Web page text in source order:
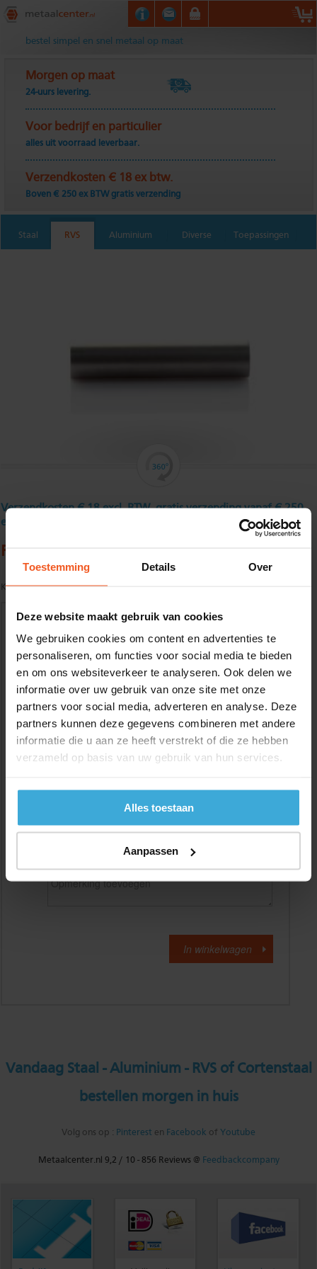
Toestemming Details Over
Deze website maakt gebruik van cookies
We gebruiken cookies om content en advertenties te
personaliseren, om functies voor social media te bieden
en om ons websiteverkeer te analyseren. Ook delen we
informatie over uw gebruik van onze site met onze
partners voor social media, adverteren en analyse. Deze
partners kunnen deze gegevens combineren met andere
informatie die u aan ze heeft verstrekt of die ze hebben
verzameld op basis van uw gebruik van hun services.
Alles toestaan
Aanpassen
Metaalcenter.nl
bestel simpel en snel metaal op maat
Morgen op maat
24-uurs levering.
Voor bedrijf en particulier
alles uit voorraad leverbaar.
Verzendkosten € 18 ex btw.
Boven € 250 ex BTW gratis verzending
Staal RVS Aluminium Diverse Toepassingen
Verzendkosten € 18 excl. BTW, gratis verzending vanaf € 250
excl. BTW
Ronde buis, roestvast, 30 x 2 mm
Kwaliteit: AISI 304
Gewenste
lengtemaat in
(max. 2000 mm)
+/- 2 mm lengtetolerantie
Materiaalkosten
Alle bedragen zijn excl. 21% BTW
Vandaag Staal - Aluminium - RVS of Cortenstaal
bestellen morgen in huis
Volg ons op : Pinterest en Facebook of Youtube
Metaalcenter.nl 9,2 / 10 -856 Reviews @ Feedbackcompany